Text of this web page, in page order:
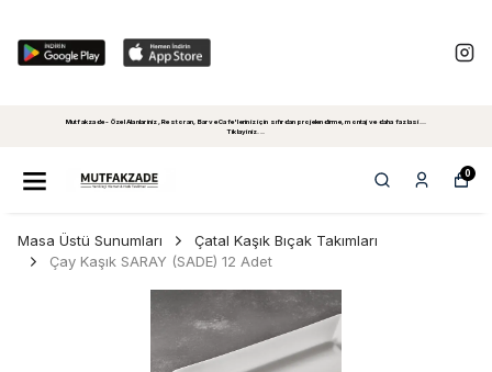
Mutfakzade - Özel Alanlariniz, Restoran, Bar ve Cafe'leriniz için sıfırdan projelendirme, montaj ve daha fazlasi...
Tiklayiniz...
0
Masa Üstü Sunumları
Çatal Kaşık Bıçak Takımları
Çay Kaşık SARAY (SADE) 12 Adet